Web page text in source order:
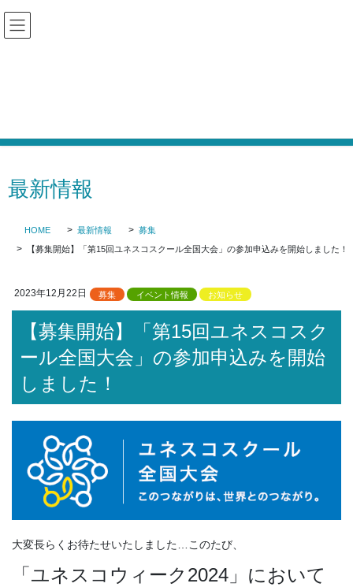
ン
テ
ビ
ゲ
移
最新情報
HOME 最新情報
募集
【募集開始】「第15回ユネスコスクール全国大会」の参加申込みを開始しました！
2023年12月22日 募集 イベント情報 お知らせ
【募集開始】「第15回ユネスコスク
ール全国大会」の参加申込みを開始
しました！
大変長らくお待たせいたしました…このたび、
「ユネスコウィーク2024」において